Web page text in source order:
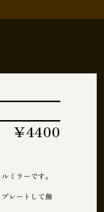
￥4400
ミラーです。
レートして飾